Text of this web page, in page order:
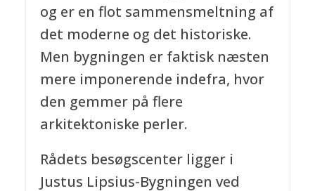
og er en flot sammensmeltning af
det moderne og det historiske.
Men bygningen er faktisk næsten
mere imponerende indefra, hvor
den gemmer på flere
arkitektoniske perler.
Rådets besøgscenter ligger i
Justus Lipsius-Bygningen ved